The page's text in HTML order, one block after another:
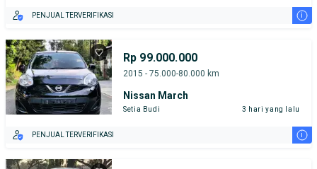
PENJUAL TERVERIFIKASI i
Rp 99.000.000
2015 - 75.000-80.000 km
Nissan March
Setia Budi 3 hari yang lalu
PENJUAL TERVERIFIKASI i